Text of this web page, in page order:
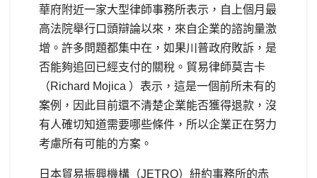
華府附近一家大型律師事務所表示，自上個月最
高法院舉行口頭辯論以來，來自企業的諮詢量激
增。許多問題都集中在，如果川普政府敗訴，是
否能夠追回已經支付的關稅。貿易律師莫吉卡
（Richard Mojica ）表示，這是一個前所未有的
案例，因此目前還不清楚企業能否獲得退款，沒
有人確切知道需要哪些條件，所以企業正在努力
考慮所有可能的方案。
日本貿易振興機構（JETRO）紐約事務所的赤